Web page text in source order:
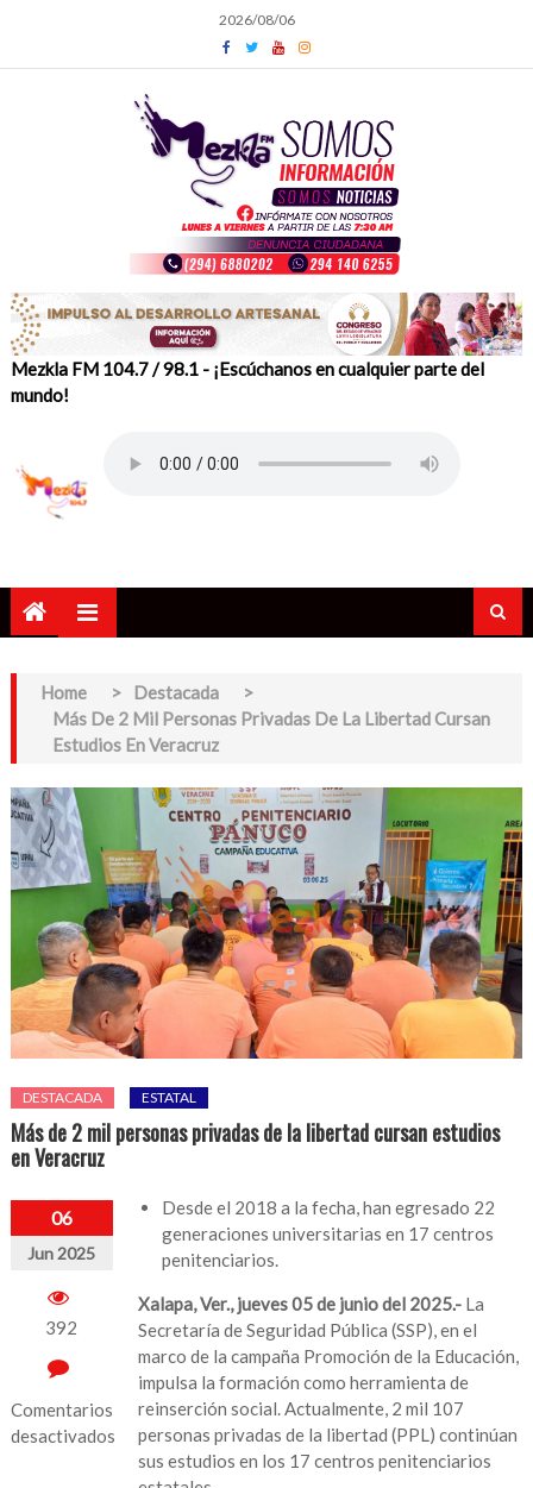
content
2026/08/06
Mezkla FM 104.7 / 98.1 - ¡Escúchanos en cualquier parte del
mundo!
Home > Destacada
>
Más De 2 Mil Personas Privadas De La Libertad Cursan
Estudios En Veracruz
DESTACADA ESTATAL
Más de 2 mil personas privadas de la libertad cursan estudios
en Veracruz
06
Jun 2025
392
Comentarios
desactivados
Desde el 2018 a la fecha, han egresado 22
generaciones universitarias en 17 centros
penitenciarios.
Xalapa, Ver., jueves 05 de junio del 2025.- La
Secretaría de Seguridad Pública (SSP), en el
marco de la campaña Promoción de la Educación,
impulsa la formación como herramienta de
reinserción social. Actualmente, 2 mil 107
personas privadas de la libertad (PPL) continúan
sus estudios en los 17 centros penitenciarios